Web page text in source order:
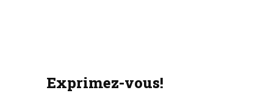
Exprimez-vous!